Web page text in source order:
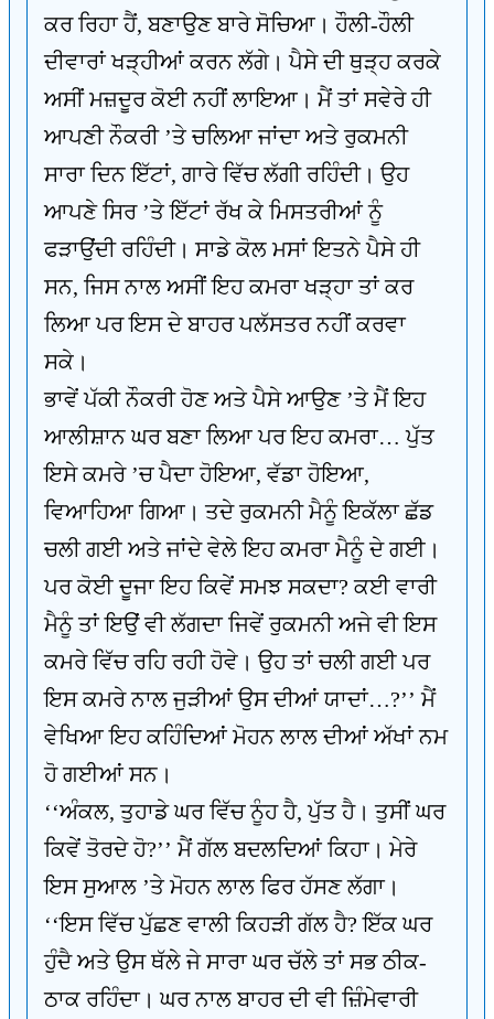
ਕਰ ਰਿਹਾ ਹੈਂ, ਬਣਾਉਣ ਬਾਰੇ ਸੋਚਿਆ। ਹੌਲੀ-ਹੌਲੀ
ਦੀਵਾਰਾਂ ਖੜ੍ਹੀਆਂ ਕਰਨ ਲੱਗੇ। ਪੈਸੇ ਦੀ ਥੁੜ੍ਹ ਕਰਕੇ
ਅਸੀਂ ਮਜ਼ਦੂਰ ਕੋਈ ਨਹੀਂ ਲਾਇਆ। ਮੈਂ ਤਾਂ ਸਵੇਰੇ ਹੀ
ਆਪਣੀ ਨੌਕਰੀ ’ਤੇ ਚਲਿਆ ਜਾਂਦਾ ਅਤੇ ਰੁਕਮਨੀ
ਸਾਰਾ ਦਿਨ ਇੱਟਾਂ, ਗਾਰੇ ਵਿੱਚ ਲੱਗੀ ਰਹਿੰਦੀ। ਉਹ
ਆਪਣੇ ਸਿਰ ’ਤੇ ਇੱਟਾਂ ਰੱਖ ਕੇ ਮਿਸਤਰੀਆਂ ਨੂੰ
ਫੜਾਉਂਦੀ ਰਹਿੰਦੀ। ਸਾਡੇ ਕੋਲ ਮਸਾਂ ਇਤਨੇ ਪੈਸੇ ਹੀ
ਸਨ, ਜਿਸ ਨਾਲ ਅਸੀਂ ਇਹ ਕਮਰਾ ਖੜ੍ਹਾ ਤਾਂ ਕਰ
ਲਿਆ ਪਰ ਇਸ ਦੇ ਬਾਹਰ ਪਲੱਸਤਰ ਨਹੀਂ ਕਰਵਾ
ਸਕੇ।
ਭਾਵੇਂ ਪੱਕੀ ਨੌਕਰੀ ਹੋਣ ਅਤੇ ਪੈਸੇ ਆਉਣ ’ਤੇ ਮੈਂ ਇਹ
ਆਲੀਸ਼ਾਨ ਘਰ ਬਣਾ ਲਿਆ ਪਰ ਇਹ ਕਮਰਾ… ਪੁੱਤ
ਇਸੇ ਕਮਰੇ ’ਚ ਪੈਦਾ ਹੋਇਆ, ਵੱਡਾ ਹੋਇਆ,
ਵਿਆਹਿਆ ਗਿਆ। ਤਦੇ ਰੁਕਮਨੀ ਮੈਨੂੰ ਇਕੱਲਾ ਛੱਡ
ਚਲੀ ਗਈ ਅਤੇ ਜਾਂਦੇ ਵੇਲੇ ਇਹ ਕਮਰਾ ਮੈਨੂੰ ਦੇ ਗਈ।
ਪਰ ਕੋਈ ਦੂਜਾ ਇਹ ਕਿਵੇਂ ਸਮਝ ਸਕਦਾ? ਕਈ ਵਾਰੀ
ਮੈਨੂੰ ਤਾਂ ਇਉਂ ਵੀ ਲੱਗਦਾ ਜਿਵੇਂ ਰੁਕਮਨੀ ਅਜੇ ਵੀ ਇਸ
ਕਮਰੇ ਵਿੱਚ ਰਹਿ ਰਹੀ ਹੋਵੇ। ਉਹ ਤਾਂ ਚਲੀ ਗਈ ਪਰ
ਇਸ ਕਮਰੇ ਨਾਲ ਜੁੜੀਆਂ ਉਸ ਦੀਆਂ ਯਾਦਾਂ…?’’ ਮੈਂ
ਵੇਖਿਆ ਇਹ ਕਹਿੰਦਿਆਂ ਮੋਹਨ ਲਾਲ ਦੀਆਂ ਅੱਖਾਂ ਨਮ
ਹੋ ਗਈਆਂ ਸਨ।
‘‘ਅੰਕਲ, ਤੁਹਾਡੇ ਘਰ ਵਿੱਚ ਨੂੰਹ ਹੈ, ਪੁੱਤ ਹੈ। ਤੁਸੀਂ ਘਰ
ਕਿਵੇਂ ਤੋਰਦੇ ਹੋ?’’ ਮੈਂ ਗੱਲ ਬਦਲਦਿਆਂ ਕਿਹਾ। ਮੇਰੇ
ਇਸ ਸੁਆਲ ’ਤੇ ਮੋਹਨ ਲਾਲ ਫਿਰ ਹੱਸਣ ਲੱਗਾ।
‘‘ਇਸ ਵਿੱਚ ਪੁੱਛਣ ਵਾਲੀ ਕਿਹੜੀ ਗੱਲ ਹੈ? ਇੱਕ ਘਰ
ਹੁੰਦੈ ਅਤੇ ਉਸ ਥੱਲੇ ਜੇ ਸਾਰਾ ਘਰ ਚੱਲੇ ਤਾਂ ਸਭ ਠੀਕ-
ਠਾਕ ਰਹਿੰਦਾ। ਘਰ ਨਾਲ ਬਾਹਰ ਦੀ ਵੀ ਜ਼ਿੰਮੇਵਾਰੀ